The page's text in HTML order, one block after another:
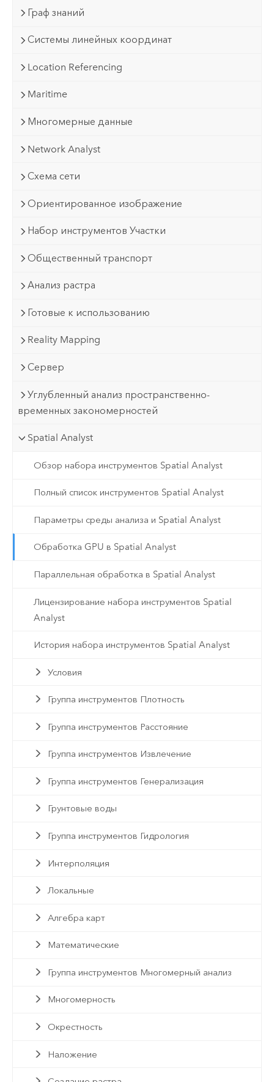
Граф знаний
Системы линейных координат
Location Referencing
Maritime
Многомерные данные
Network Analyst
Схема сети
Ориентированное изображение
Набор инструментов Участки
Общественный транспорт
Анализ растра
Готовые к использованию
Reality Mapping
Сервер
Углубленный анализ пространственно-
временных закономерностей
Spatial Analyst
Обзор набора инструментов Spatial Analyst
Полный список инструментов Spatial Analyst
Параметры среды анализа и Spatial Analyst
Обработка GPU в Spatial Analyst
Параллельная обработка в Spatial Analyst
Лицензирование набора инструментов Spatial
Analyst
История набора инструментов Spatial Analyst
Условия
Группа инструментов Плотность
Группа инструментов Расстояние
Группа инструментов Извлечение
Группа инструментов Генерализация
Грунтовые воды
Группа инструментов Гидрология
Интерполяция
Локальные
Алгебра карт
Математические
Группа инструментов Многомерный анализ
Многомерность
Окрестность
Наложение